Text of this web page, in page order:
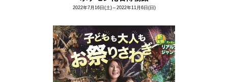
2022年7月16日(土)～2022年11月6日(日)